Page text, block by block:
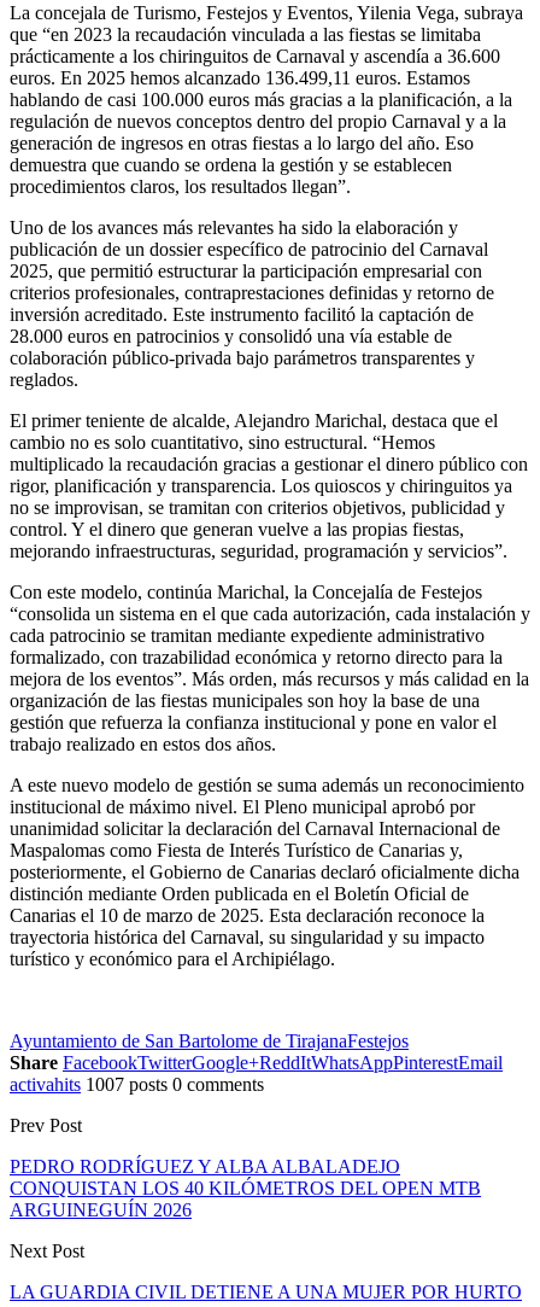
La concejala de Turismo, Festejos y Eventos, Yilenia Vega, subraya
que “en 2023 la recaudación vinculada a las fiestas se limitaba
prácticamente a los chiringuitos de Carnaval y ascendía a 36.600
euros. En 2025 hemos alcanzado 136.499,11 euros. Estamos
hablando de casi 100.000 euros más gracias a la planificación, a la
regulación de nuevos conceptos dentro del propio Carnaval y a la
generación de ingresos en otras fiestas a lo largo del año. Eso
demuestra que cuando se ordena la gestión y se establecen
procedimientos claros, los resultados llegan”.
Uno de los avances más relevantes ha sido la elaboración y
publicación de un dossier específico de patrocinio del Carnaval
2025, que permitió estructurar la participación empresarial con
criterios profesionales, contraprestaciones definidas y retorno de
inversión acreditado. Este instrumento facilitó la captación de
28.000 euros en patrocinios y consolidó una vía estable de
colaboración público-privada bajo parámetros transparentes y
reglados.
El primer teniente de alcalde, Alejandro Marichal, destaca que el
cambio no es solo cuantitativo, sino estructural. “Hemos
multiplicado la recaudación gracias a gestionar el dinero público con
rigor, planificación y transparencia. Los quioscos y chiringuitos ya
no se improvisan, se tramitan con criterios objetivos, publicidad y
control. Y el dinero que generan vuelve a las propias fiestas,
mejorando infraestructuras, seguridad, programación y servicios”.
Con este modelo, continúa Marichal, la Concejalía de Festejos
“consolida un sistema en el que cada autorización, cada instalación y
cada patrocinio se tramitan mediante expediente administrativo
formalizado, con trazabilidad económica y retorno directo para la
mejora de los eventos”. Más orden, más recursos y más calidad en la
organización de las fiestas municipales son hoy la base de una
gestión que refuerza la confianza institucional y pone en valor el
trabajo realizado en estos dos años.
A este nuevo modelo de gestión se suma además un reconocimiento
institucional de máximo nivel. El Pleno municipal aprobó por
unanimidad solicitar la declaración del Carnaval Internacional de
Maspalomas como Fiesta de Interés Turístico de Canarias y,
posteriormente, el Gobierno de Canarias declaró oficialmente dicha
distinción mediante Orden publicada en el Boletín Oficial de
Canarias el 10 de marzo de 2025. Esta declaración reconoce la
trayectoria histórica del Carnaval, su singularidad y su impacto
turístico y económico para el Archipiélago.
Ayuntamiento de San Bartolome de TirajanaFestejos
Share FacebookTwitterGoogle+ReddItWhatsAppPinterestEmail
activahits 1007 posts 0 comments
Prev Post
PEDRO RODRÍGUEZ Y ALBA ALBALADEJO
CONQUISTAN LOS 40 KILÓMETROS DEL OPEN MTB
ARGUINEGUÍN 2026
Next Post
LA GUARDIA CIVIL DETIENE A UNA MUJER POR HURTO